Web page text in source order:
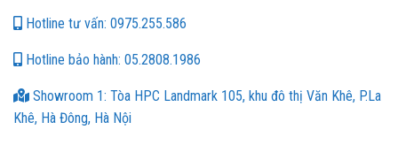
Hotline tư vấn: 0975.255.586
Hotline bảo hành: 05.2808.1986
Showroom 1: Tòa HPC Landmark 105, khu đô thị Văn Khê, P.La
Khê, Hà Đông, Hà Nội